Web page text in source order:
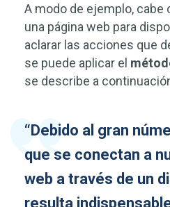
A modo de ejemplo, cabe
una página web para
aclarar las acciones que
se puede aplicar el
se describe a
“Debido al gran
que se conectan a
web a través de un
resulta